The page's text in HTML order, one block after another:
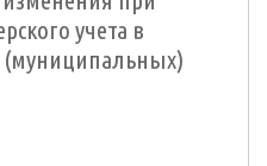
учета в
(муниципальных)